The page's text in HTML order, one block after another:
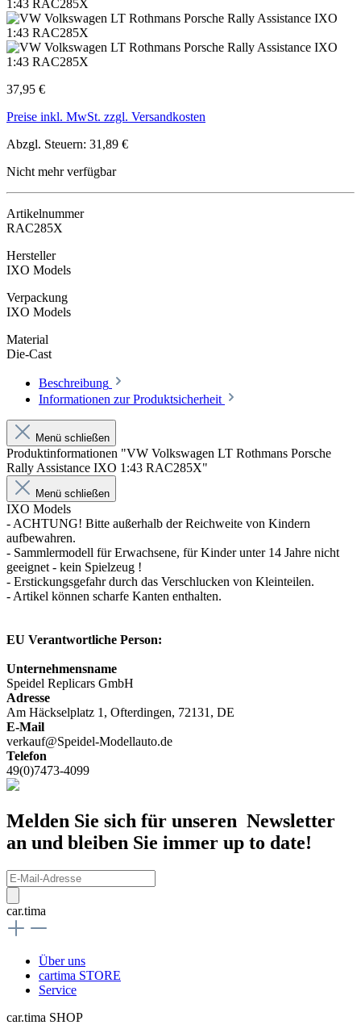
37,95 €
Preise inkl. MwSt. zzgl. Versandkosten
Abzgl. Steuern: 31,89 €
Nicht mehr verfügbar
Artikelnummer
RAC285X
Hersteller
IXO Models
Verpackung
IXO Models
Material
Die-Cast
Beschreibung
Informationen zur Produktsicherheit
Menü schließen
Produktinformationen "VW Volkswagen LT Rothmans Porsche
Rally Assistance IXO 1:43 RAC285X"
Menü schließen
IXO Models
- ACHTUNG! Bitte außerhalb der Reichweite von Kindern
aufbewahren.
- Sammlermodell für Erwachsene, für Kinder unter 14 Jahre nicht
geeignet - kein Spielzeug !
- Erstickungsgefahr durch das Verschlucken von Kleinteilen.
- Artikel können scharfe Kanten enthalten.
EU Verantwortliche Person:
Unternehmensname
Speidel Replicars GmbH
Adresse
Am Häckselplatz 1, Ofterdingen, 72131, DE
E-Mail
verkauf@Speidel-Modellauto.de
Telefon
49(0)7473-4099
Melden Sie sich für unseren Newsletter
an und bleiben Sie immer up to date!
car.tima
Über uns
cartima STORE
Service
car.tima SHOP